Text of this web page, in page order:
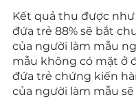
Kết quả thu được như
đứa trẻ 88% sẽ bắt
của người làm mẫu
mẫu không có mặt ở
đứa trẻ chứng kiến
của người làm mẫu